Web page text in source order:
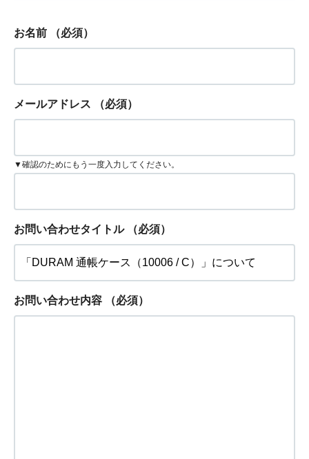
お名前 （必須）
メールアドレス （必須）
▼確認のためにもう一度入力してください。
お問い合わせタイトル （必須）
お問い合わせ内容 （必須）